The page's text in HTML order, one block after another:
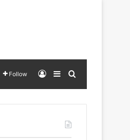
Follow Log InSidebarSearch for